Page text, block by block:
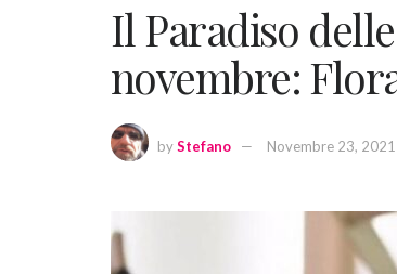
Il Paradiso
novembre:
byStefano Novembre 23, 2021